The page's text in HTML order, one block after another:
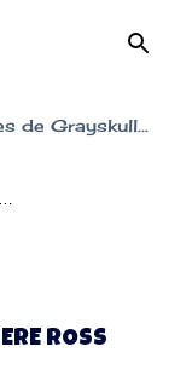
de Grayskull...
ROSS